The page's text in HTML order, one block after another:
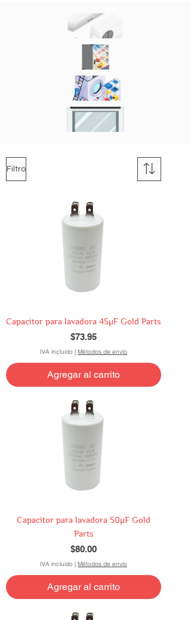
Aire Acondicionado
Refrigeradores
Lavadoras
Electrodomésticos
Filtro
Capacitor para lavadora 45µF Gold Parts
Precio
$73.95
IVA incluido | Métodos de envío
Agregar al carrito
Capacitor para lavadora 50µF Gold
Parts
Precio
$80.00
IVA incluido | Métodos de envío
Agregar al carrito